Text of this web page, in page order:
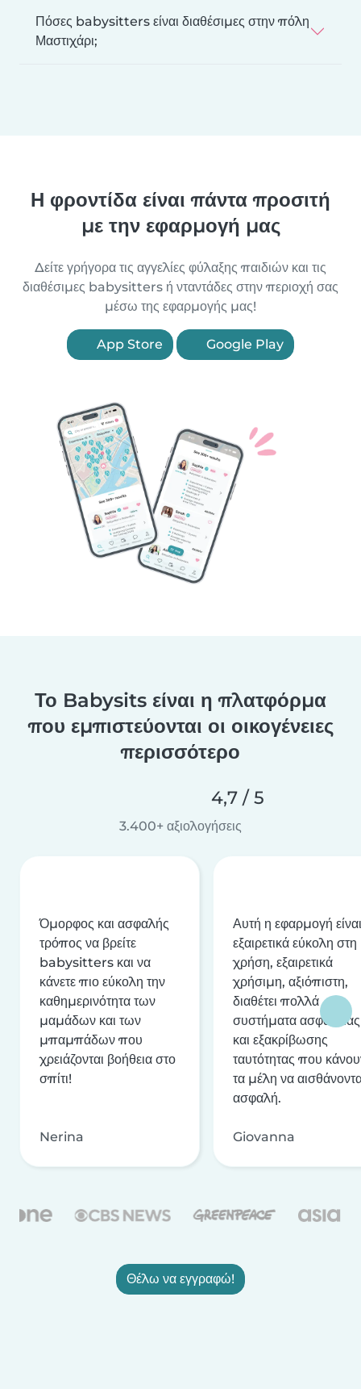
Πόσες babysitters είναι διαθέσιμες στην πόλη
Μαστιχάρι;
Η φροντίδα είναι πάντα προσιτή
με την εφαρμογή μας
Δείτε γρήγορα τις αγγελίες φύλαξης παιδιών και τις
διαθέσιμες babysitters ή νταντάδες στην περιοχή σας
μέσω της εφαρμογής μας!
App Store Google Play
Το Babysits είναι η πλατφόρμα
που εμπιστεύονται οι οικογένειες
περισσότερο
4,7 / 5
3.400+ αξιολογήσεις
Όμορφος και ασφαλής
τρόπος να βρείτε
babysitters και να
κάνετε πιο εύκολη την
καθημερινότητα των
μαμάδων και των
μπαμπάδων που
χρειάζονται βοήθεια στο
σπίτι!
Nerina
Αυτή η εφαρμογή είναι
εξαιρετικά εύκολη στη
χρήση, εξαιρετικά
χρήσιμη, αξιόπιστη,
διαθέτει πολλά
συστήματα ασφαλείας
και εξακρίβωσης
ταυτότητας που
τα μέλη να
ασφαλή.
Giovanna
Θέλω να εγγραφώ!